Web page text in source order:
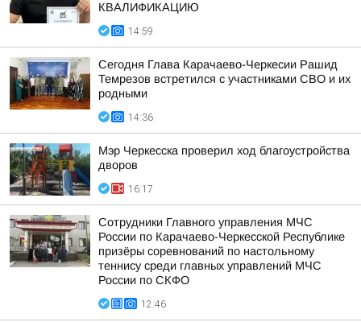
КВАЛИФИКАЦИЮ
14:59
Сегодня Глава Карачаево-Черкесии Рашид
Темрезов встретился с участниками СВО и их
родными
14:36
Мэр Черкесска проверил ход благоустройства
дворов
16:17
Сотрудники Главного управления МЧС
России по Карачаево-Черкесской Республике
призёры соревнований по настольному
теннису среди главных управлений МЧС
России по СКФО
12:46